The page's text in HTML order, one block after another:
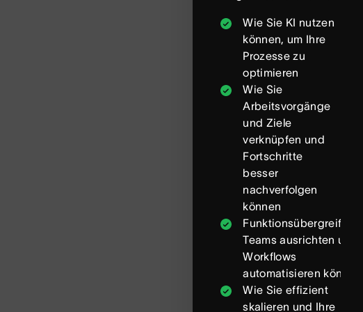
Wie Sie KI nutzen
können, um Ihre
Prozesse zu
optimieren
Wie Sie
Arbeitsvorgänge
und Ziele
verknüpfen und
Fortschritte
besser
nachverfolgen
können
Funktionsübergreifende
Teams ausrichten und
Workflows
automatisieren können
Wie Sie effizient
skalieren und Ihre